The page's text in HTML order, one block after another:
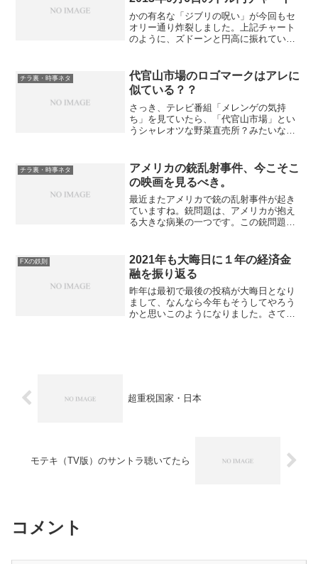
かの有名な「ジブリの呪い」が今回もセ
オリー通り炸裂しました。上記チャート
のように、ズドーンと円高に振れていま
ました。今回はちょうど週間R2ゾーンに
も達していたのでエント...
チラ裏・時事ネタ
代官山市場のロゴマークはアレに
似ている？？
さっき、テレビ番組「メレンゲの気持
ち」を見ていたら、「代官山市場」とい
うシャレオツな野菜直売所？みたいなの
ラスト。なんかどっかで見たことあるな
～と思ったら、アレだ！！ハ...
チラ裏・時事ネタ
アメリカの銃乱射事件、今こそこ
の映画を見るべき。
最近またアメリカで銃の乱射事件が起き
ていますね。銃問題は、アメリカが抱え
る大きな病巣の一つです。この銃問題に
督の「ボウリング・フォー・コロンバイ
ン」。これはコロンバイン...
FXの鉄則
2021年も大晦日に１年の経済金
融を振り返る
昨年は最初で最後の投稿が大晦日となり
まして、なんなら今年もそうしてやろう
かと思いこのようになりました。さて今
超重税国家・日本
モテキ（TV版）のサントラ聴いてたら
コメント